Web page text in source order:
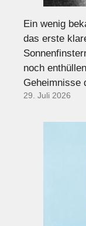
Ein wenig
das erste
noch
Geheimnisse
29. Juli 2026